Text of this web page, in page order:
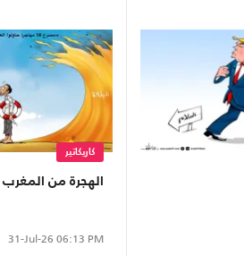
كاريكاتير
الهجرة من المغرب
31-Jul-26 06:13 PM